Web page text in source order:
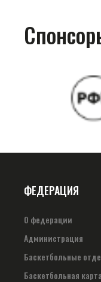
ФЕДЕРАЦИЯ
О федерации
Администрация
Баскетбольные
Баскетбольная карта